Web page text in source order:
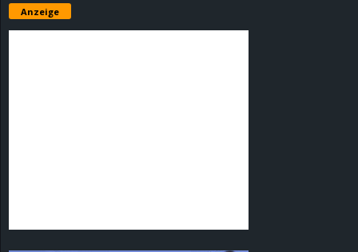
Anzeige